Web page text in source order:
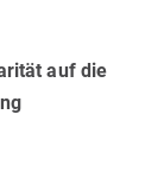
auf die